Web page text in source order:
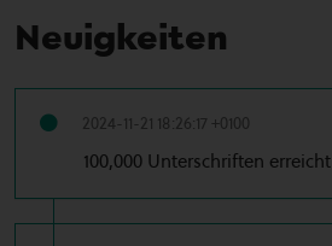
Neuigkeiten
2024-11-21 18:26:17 +0100
100,000 Unterschriften erreicht